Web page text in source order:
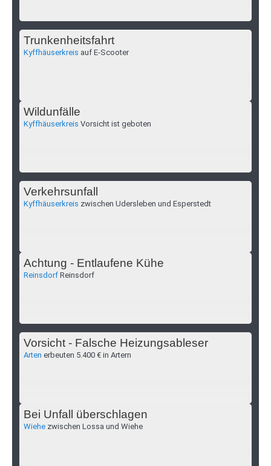
Trunkenheitsfahrt
Kyffhäuserkreis auf E-Scooter
Wildunfälle
Kyffhäuserkreis Vorsicht ist geboten
Verkehrsunfall
Kyffhäuserkreis zwischen Udersleben und Esperstedt
Achtung - Entlaufene Kühe
Reinsdorf Reinsdorf
Vorsicht - Falsche Heizungsableser
Arten erbeuten 5.400 € in Artern
Bei Unfall überschlagen
Wiehe zwischen Lossa und Wiehe